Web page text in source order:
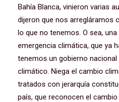
Bahía Blanca, vinieron varias
dijeron que nos arregláramos
lo que no tenemos. O sea,
emergencia climática, que ya
tenemos un gobierno nacional
climático. Niega el cambio
tratados con jerarquía
país, que reconocen el